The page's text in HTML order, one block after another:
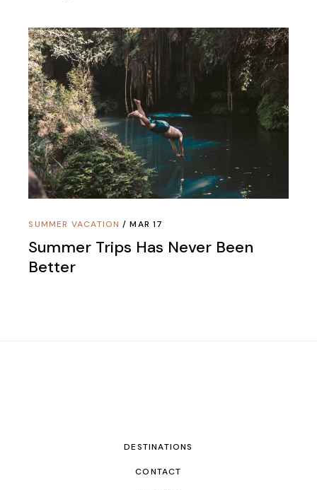
SUMMER VACATION MAR 17
Summer Trips Has Never Been
Better
DESTINATIONS
CONTACT